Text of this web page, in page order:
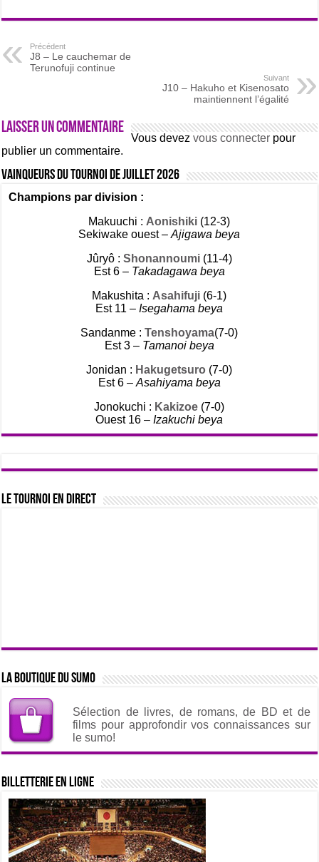
Précédent
J8 – Le cauchemar de
Terunofuji continue
Suivant
J10 – Hakuho et Kisenosato
maintiennent l’égalité
Laisser un commentaire
Vous devezvous connecter pour
publier un commentaire.
Vainqueurs du tournoi de Juillet 2026
Champions par division :
Makuuchi : Aonishiki (12-3)
Sekiwake ouest –Ajigawa beya
Jûryô : Shonannoumi (11-4)
Est 6 – Takadagawa beya
Makushita : Asahifuji (6-1)
Est 11 –Isegahama beya
Sandanme :Tenshoyama(7-0)
Est 3 – Tamanoi beya
Jonidan : Hakugetsuro (7-0)
Est 6 – Asahiyama beya
Jonokuchi : Kakizoe (7-0)
Ouest 16 –Izakuchi beya
Le tournoi en direct
La boutique du sumo
Sélection de livres, de romans, de BD et de
films pour approfondir vos connaissances sur
le sumo!
Billetterie en ligne